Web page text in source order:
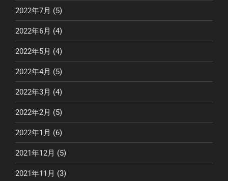
2022年7月 (5)
2022年6月 (4)
2022年5月 (4)
2022年4月 (5)
2022年3月 (4)
2022年2月 (5)
2022年1月 (6)
2021年12月 (5)
2021年11月 (3)